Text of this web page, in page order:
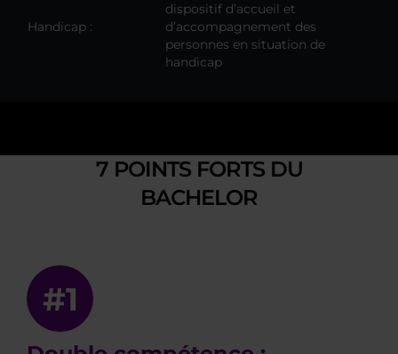
Handicap :
dispositif d’accueil et
d’accompagnement des
personnes en situation de
handicap
7 POINTS FORTS DU
BACHELOR
#1